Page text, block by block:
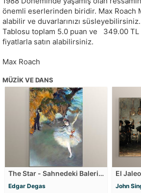
önemli eserlerinden biridir. Max Roach
alabilir ve duvarlarınızı süsleyebilirsiniz.
Tablosu toplam 5.0 puan ve 349.00 TL
fiyatlarla satın alabilirsiniz.
Max Roach
MÜZIK VE DANS
The Star - Sahnedeki Balerin
Edgar Degas
El
John